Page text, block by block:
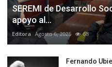
SEREMI de Desarrollo
apoyo al...
Editora Agosto 6, 2026 68
Fernando